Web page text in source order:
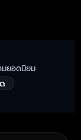
มยอดนิยม